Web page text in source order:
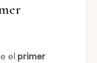
el primer